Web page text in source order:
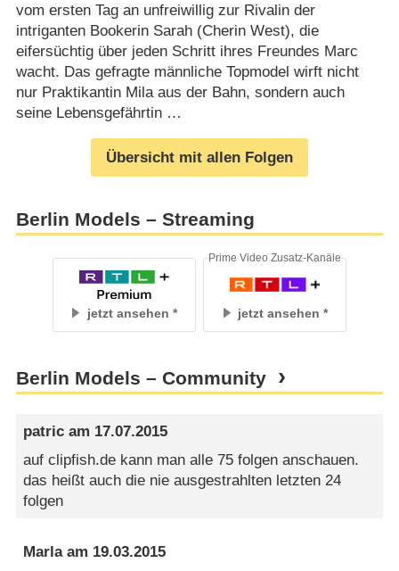
vom ersten Tag an unfreiwillig zur Rivalin der
intriganten Bookerin Sarah (Cherin West), die
eifersüchtig über jeden Schritt ihres Freundes Marc
wacht. Das gefragte männliche Topmodel wirft nicht
nur Praktikantin Mila aus der Bahn, sondern auch
seine Lebensgefährtin …
Übersicht mit allen Folgen
Berlin Models – Streaming
jetzt ansehen jetzt ansehen
Prime Video Zusatz-Kanäle
Berlin Models – Community
patric am 17.07.2015
auf clipfish.de kann man alle 75 folgen anschauen.
das heißt auch die nie ausgestrahlten letzten 24
folgen
Marlaam 19.03.2015